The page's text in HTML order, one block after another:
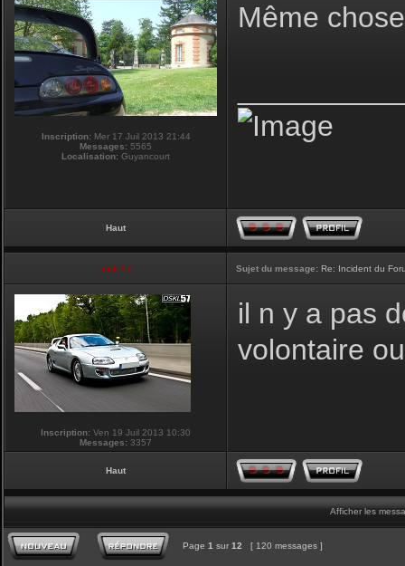
Inscription:Mer 17 Juil 2013 21:44
Messages: 5565
Localisation: Guyancourt
Même
Haut
touti-17 Sujet du message: Re: Incident du
Inscription: Ven 19 Juil 2013 10:30
Messages: 3357
il n y a pas
volontaire
Haut
Afficher les
Page 1 sur 12 [ 120 messages ]